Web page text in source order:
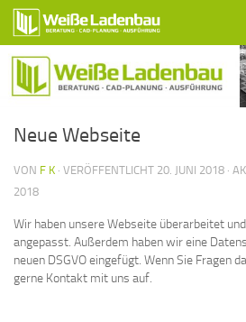
Zum Inhalt springen
Neue Webseite
VON F K · VERÖFFENTLICHT 20. JUNI 2018 ·
2018
Wir haben unsere Webseite überarbeitet
angepasst. Außerdem haben wir eine
neuen DSGVO eingefügt. Wenn Sie Fragen
gerne Kontakt mit uns auf.